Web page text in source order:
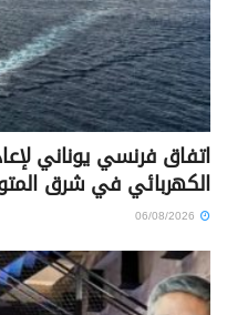
اتفاق فرنسي يوناني
الكهربائي في شرق